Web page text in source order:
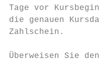
Tage vor
die genauen
Zahlschein.
Überweisen Sie